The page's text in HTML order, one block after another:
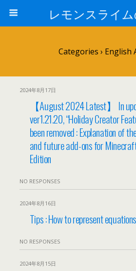
レモンスライ
Categories › English
2024年8月17日
【August 2024 Latest】 In
ver1.21.20, “Holiday Creator
been removed : Explanation of
and future add-ons for
Edition
NO RESPONSES
2024年8月16日
Tips : How to represent
NO RESPONSES
2024年8月15日